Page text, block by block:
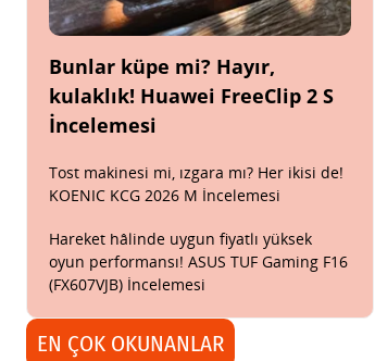
Bunlar küpe mi? Hayır,
kulaklık! Huawei FreeClip 2 S
İncelemesi
Tost makinesi mi, ızgara mı? Her ikisi de!
KOENIC KCG 2026 M İncelemesi
Hareket hâlinde uygun fiyatlı yüksek
oyun performansı! ASUS TUF Gaming F16
(FX607VJB) İncelemesi
EN ÇOK OKUNANLAR